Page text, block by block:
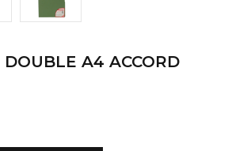
DOUBLE A4 ACCORD